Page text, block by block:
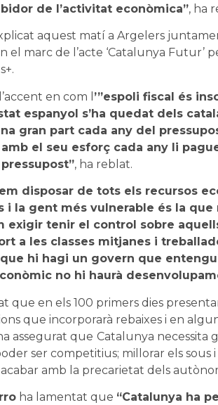
de l’activitat econòmica”, ha
aquest matí a Argelers
el marc de l’acte ‘Catalunya Futur’
en com l ’”espoli fiscal és
espanyol s’ha quedat dels
gran part cada any del
el seu esforç cada any li
, ha reblat.
disposar de tots els recursos
i la gent més vulnerable és la que
exigir tenir el control sobre
a les classes mitjanes i
hi hagi un govern que
no hi haurà
que en els 100 primers dies
que incorporarà rebaixes i en
assegurat que Catalunya necessita
ser competitius; millorar els sous
amb la precarietat dels
ha lamentat que “Catalunya ha